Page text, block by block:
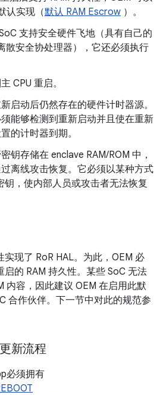
认实现（默认 RAM Escrow ）。
支持安全硬件飞地（具有自己的
散安全协处理器），它还必须执行
CPU 重启。
启动后仍然存在的硬件计时器源。
能够检测到重新启动并且使在重新
的计时器到期。
钥存储在 enclave RAM/ROM 中，
离线攻击恢复。它必须以某种方式
钥，使内部人员或攻击者无法恢复
实现了 RoR HAL。为此，OEM 必
的 RAM 持久性。某些 SoC 无法
内容，因此建议 OEM 在启用此默
合作伙伴。下一节中对此的规范参
新流程
必须拥有